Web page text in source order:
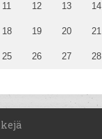
11 12 13 14
18 19 20 21
25 26 27 28